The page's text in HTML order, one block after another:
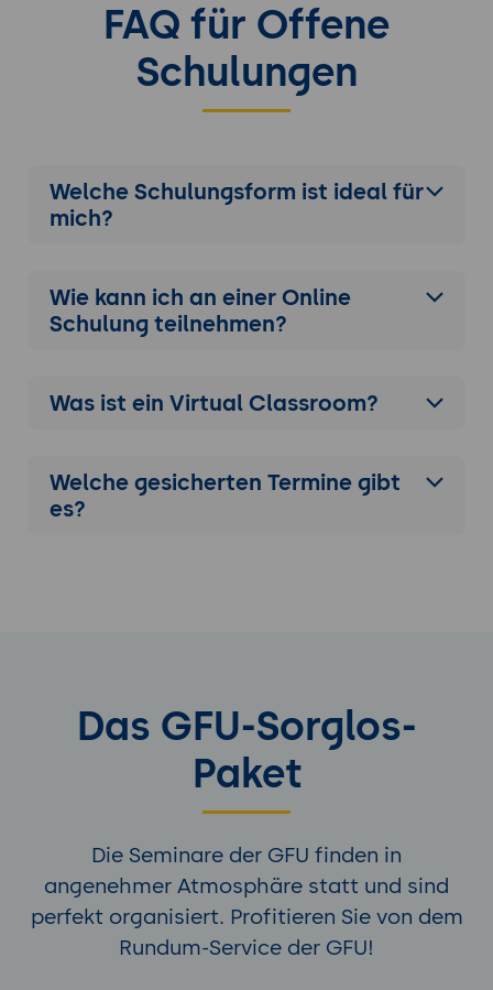
FAQ für Offene
Schulungen
Welche Schulungsform ist ideal für
mich?
Wie kann ich an einer Online
Schulung teilnehmen?
Was ist ein Virtual Classroom?
Welche gesicherten Termine gibt
es?
Das GFU-Sorglos-
Paket
Die Seminare der GFU finden in
angenehmer Atmosphäre statt und sind
perfekt organisiert. Profitieren Sie von dem
Rundum-Service der GFU!